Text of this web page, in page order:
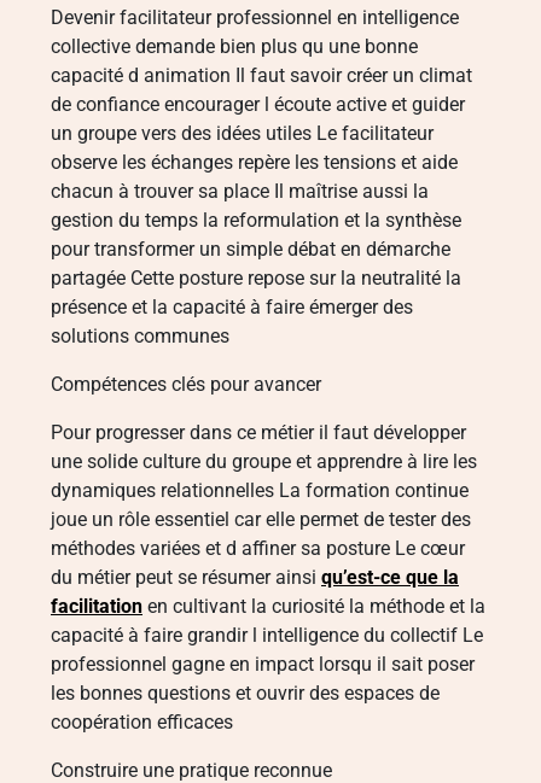
Devenir facilitateur professionnel en intelligence
collective demande bien plus qu une bonne
capacité d animation Il faut savoir créer un climat
de confiance encourager l écoute active et guider
un groupe vers des idées utiles Le facilitateur
observe les échanges repère les tensions et aide
chacun à trouver sa place Il maîtrise aussi la
gestion du temps la reformulation et la synthèse
pour transformer un simple débat en démarche
partagée Cette posture repose sur la neutralité la
présence et la capacité à faire émerger des
solutions communes
Compétences clés pour avancer
Pour progresser dans ce métier il faut développer
une solide culture du groupe et apprendre à lire les
dynamiques relationnelles La formation continue
joue un rôle essentiel car elle permet de tester des
méthodes variées et d affiner sa posture Le cœur
du métier peut se résumer ainsi qu’est-ce que la
facilitation en cultivant la curiosité la méthode et la
capacité à faire grandir l intelligence du collectif Le
professionnel gagne en impact lorsqu il sait poser
les bonnes questions et ouvrir des espaces de
coopération efficaces
Construire une pratique reconnue